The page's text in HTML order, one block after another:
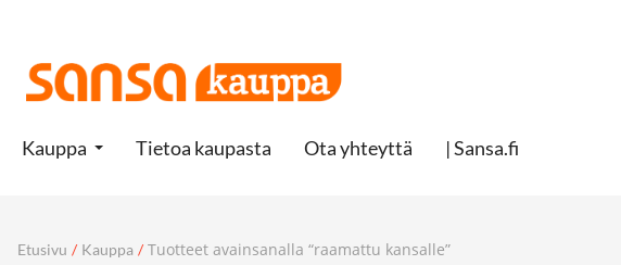
Kauppa Tietoa kaupasta Ota yhteyttä | Sansa.fi
Etusivu / Kauppa / Tuotteet avainsanalla “raamattu kansalle”